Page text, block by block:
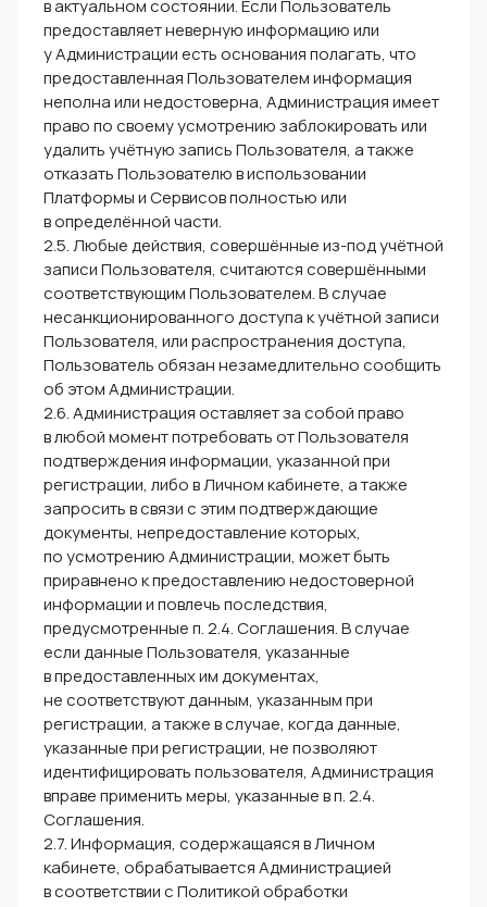
в актуальном состоянии. Если Пользователь
предоставляет неверную информацию или
у Администрации есть основания полагать, что
предоставленная Пользователем информация
неполна или недостоверна, Администрация имеет
право по своему усмотрению заблокировать или
удалить учётную запись Пользователя, а также
отказать Пользователю в использовании
Платформы и Сервисов полностью или
в определённой части.
2.5. Любые действия, совершённые из-под учётной
записи Пользователя, считаются совершёнными
соответствующим Пользователем. В случае
несанкционированного доступа к учётной записи
Пользователя, или распространения доступа,
Пользователь обязан незамедлительно сообщить
об этом Администрации.
2.6. Администрация оставляет за собой право
в любой момент потребовать от Пользователя
подтверждения информации, указанной при
регистрации, либо в Личном кабинете, а также
запросить в связи с этим подтверждающие
документы, непредоставление которых,
по усмотрению Администрации, может быть
приравнено к предоставлению недостоверной
информации и повлечь последствия,
предусмотренные п. 2.4. Соглашения. В случае
если данные Пользователя, указанные
в предоставленных им документах,
не соответствуют данным, указанным при
регистрации, а также в случае, когда данные,
указанные при регистрации, не позволяют
идентифицировать пользователя, Администрация
вправе применить меры, указанные в п. 2.4.
Соглашения.
2.7. Информация, содержащаяся в Личном
кабинете, обрабатывается Администрацией
в соответствии с Политикой обработки